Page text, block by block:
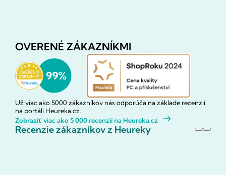
OVERENÉ ZÁKAZNÍKMI
Už viac ako 5000 zákazníkov nás odporúča na základe recenzií
na portáli Heureka.cz.
Zobraziť viac ako 5 000 recenzií na Heureka.cz
Recenzie zákazníkov z Heureky